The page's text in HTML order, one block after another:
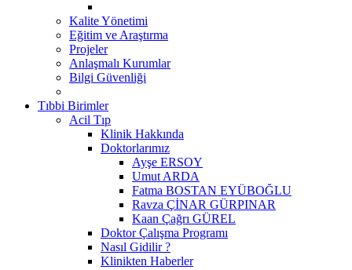
Kalite Yönetimi
Eğitim ve Araştırma
Projeler
Anlaşmalı Kurumlar
Bilgi Güvenliği
Tıbbi Birimler
Acil Tıp
Klinik Hakkında
Doktorlarımız
Ayşe ERSOY
Umut ARDA
Fatma BOSTAN EYÜBOĞLU
Ravza ÇİNAR GÜRPINAR
Kaan Çağrı GÜREL
Doktor Çalışma Programı
Nasıl Gidilir ?
Klinikten Haberler